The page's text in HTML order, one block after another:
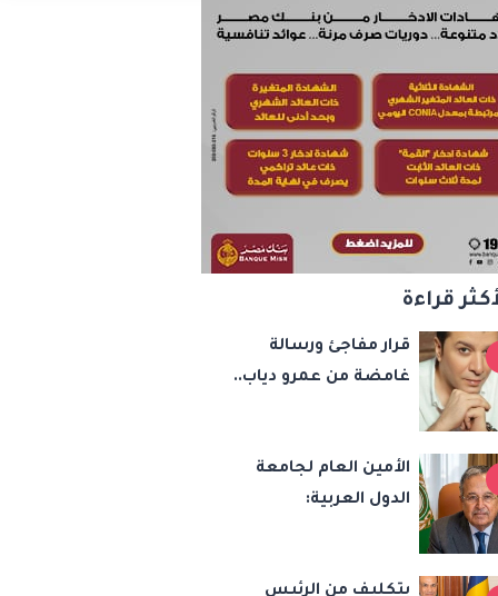
قراءة
قرار مفاجئ ورسالة
غامضة من عمرو دياب..
الموسيقيين
الأمين العام لجامعة
الدول العربية:
بتكليف من الرئيس